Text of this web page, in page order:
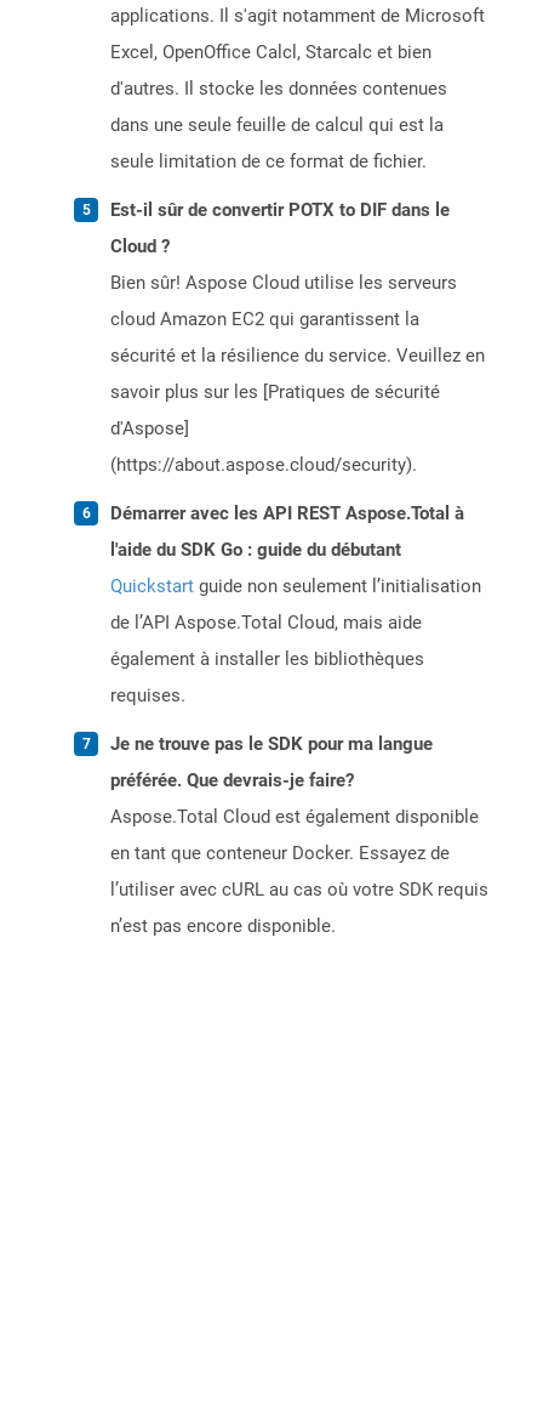
applications. Il s'agit notamment de Microsoft
Excel, OpenOffice Calcl, Starcalc et bien
d'autres. Il stocke les données contenues
dans une seule feuille de calcul qui est la
seule limitation de ce format de fichier.
Est-il sûr de convertir POTX to DIF dans le
Cloud ?
Bien sûr! Aspose Cloud utilise les serveurs
cloud Amazon EC2 qui garantissent la
sécurité et la résilience du service. Veuillez en
savoir plus sur les [Pratiques de sécurité
d'Aspose]
(https://about.aspose.cloud/security).
Démarrer avec les API REST Aspose.Total à
l'aide du SDK Go : guide du débutant
Quickstart guide non seulement l’initialisation
de l’API Aspose.Total Cloud, mais aide
également à installer les bibliothèques
requises.
Je ne trouve pas le SDK pour ma langue
préférée. Que devrais-je faire?
Aspose.Total Cloud est également disponible
en tant que conteneur Docker. Essayez de
l’utiliser avec cURL au cas où votre SDK requis
n’est pas encore disponible.